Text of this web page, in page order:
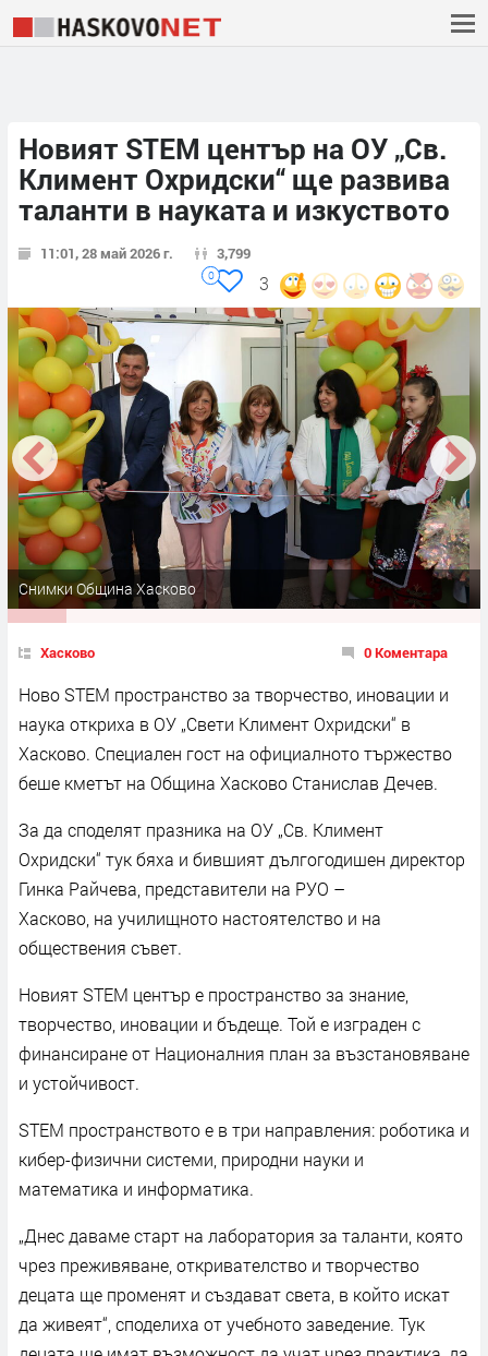
Новият STEM център на ОУ „Св.
Климент Охридски“ ще развива
таланти в науката и изкуството
11:01, 28 май 2026 г. 3,799
3
0
Снимки Община Хасково
Хасково 0 Коментара
Ново STEM пространство за творчество, иновации и
наука откриха в ОУ „Свети Климент Охридски“ в
Хасково. Специален гост на официалното тържество
беше кметът на Община Хасково Станислав Дечев.
За да споделят празника на ОУ „Св. Климент
Охридски“ тук бяха и бившият дългогодишен директор
Гинка Райчева, представители на РУО –
Хасково, на училищното настоятелство и на
обществения съвет.
Новият STEM център е пространство за знание,
творчество, иновации и бъдеще. Той е изграден с
финансиране от Националния план за възстановяване
и устойчивост.
STEM пространството е в три направления: роботика и
кибер-физични системи, природни науки и
математика и информатика.
„Днес даваме старт на лаборатория за таланти, която
чрез преживяване, откривателство и творчество
децата ще променят и създават света, в който искат
да живеят“, споделиха от учебното заведение. Тук